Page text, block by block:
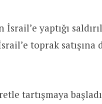
İsrail’e yaptığı
toprak satışına
tartışmaya